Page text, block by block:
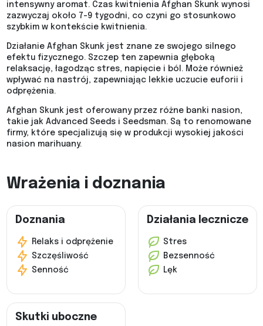
intensywny aromat. Czas kwitnienia Afghan Skunk wynosi
zazwyczaj około 7-9 tygodni, co czyni go stosunkowo
szybkim w kontekście kwitnienia.
Działanie Afghan Skunk jest znane ze swojego silnego
efektu fizycznego. Szczep ten zapewnia głęboką
relaksację, łagodząc stres, napięcie i ból. Może również
wpływać na nastrój, zapewniając lekkie uczucie euforii i
odprężenia.
Afghan Skunk jest oferowany przez różne banki nasion,
takie jak Advanced Seeds i Seedsman. Są to renomowane
firmy, które specjalizują się w produkcji wysokiej jakości
nasion marihuany.
Wrażenia i doznania
Doznania
Relaks i odprężenie
Szczęśliwość
Senność
Działania lecznicze
Stres
Bezsenność
Lęk
Skutki uboczne